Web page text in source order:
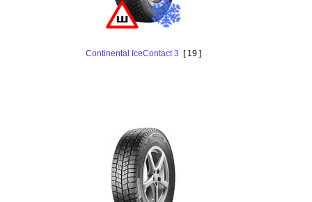
Continental IceContact 3 [ 19 ]